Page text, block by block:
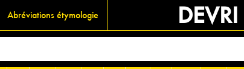
Abréviations étymologie DEVRI